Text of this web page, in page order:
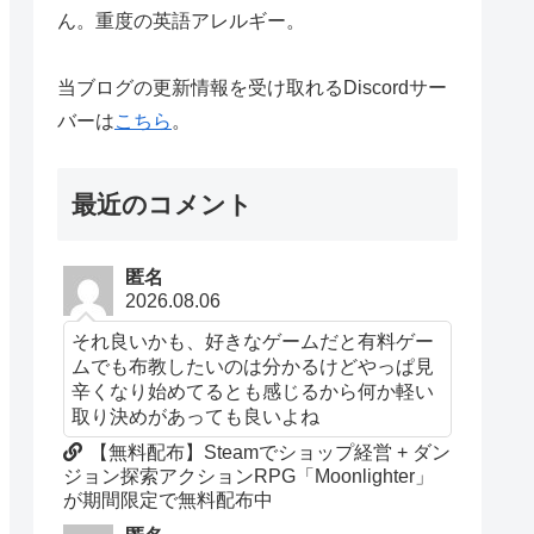
ん。重度の英語アレルギー。
当ブログの更新情報を受け取れるDiscordサー
バーはこちら 。
最近のコメント
匿名
2026.08.06
それ良いかも、好きなゲームだと有料ゲー
ムでも布教したいのは分かるけどやっぱ見
辛くなり始めてるとも感じるから何か軽い
取り決めがあっても良いよね
【無料配布】Steamでショップ経営 + ダン
ジョン探索アクションRPG「Moonlighter」
が期間限定で無料配布中